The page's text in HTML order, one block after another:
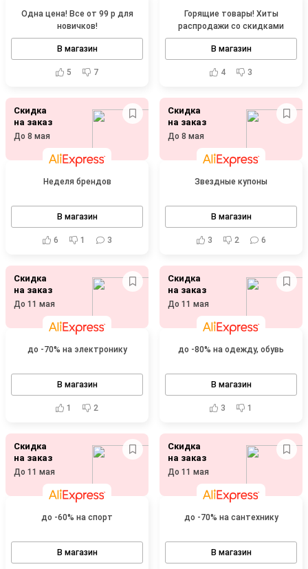
Одна цена! Все от 99 р для
новичков!
В магазин
5 7
Горящие товары! Хиты
распродажи со скидками
В магазин
4 3
Скидка
на заказ
До 8 мая
Неделя брендов
В магазин
6 1 3
Скидка
на заказ
До 8 мая
Звездные купоны
В магазин
3 2 6
Скидка
на заказ
До 11 мая
до -70% на электронику
В магазин
1 2
Скидка
на заказ
До 11 мая
до -80% на одежду, обувь
В магазин
3 1
Скидка
на заказ
До 11 мая
до -60% на спорт
В магазин
Скидка
на заказ
До 11 мая
до -70% на сантехнику
В магазин